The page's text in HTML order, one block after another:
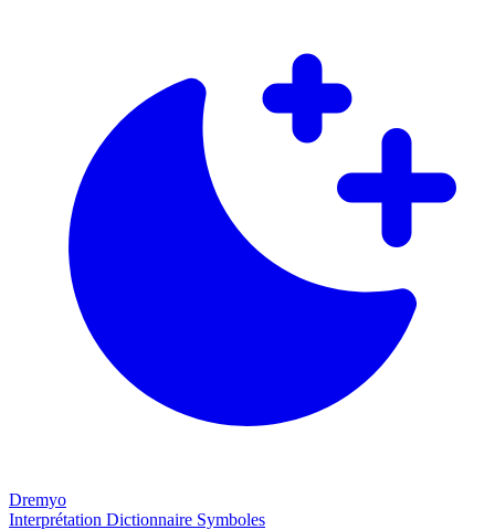
Dremyo
Interprétation Dictionnaire Symboles